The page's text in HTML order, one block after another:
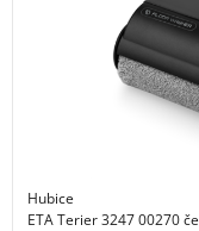
Hubice
ETA Terier 3247 00270